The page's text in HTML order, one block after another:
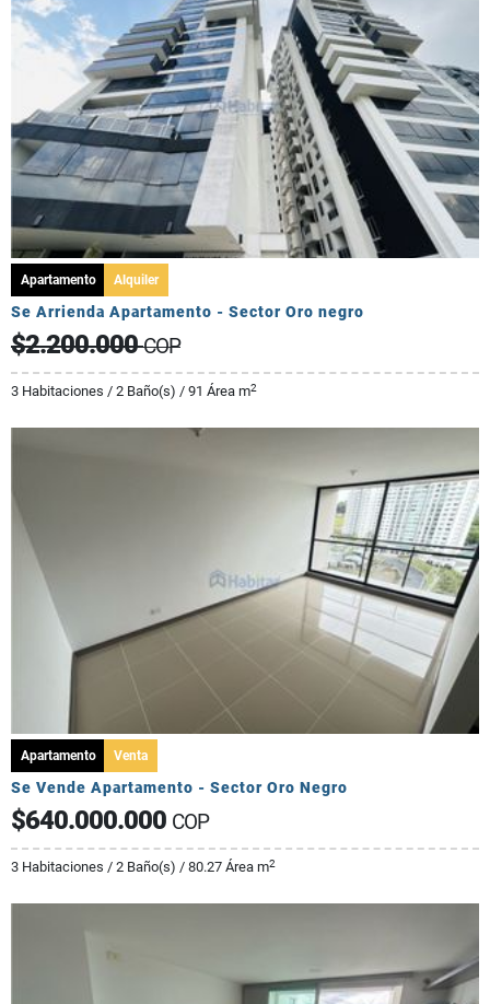
Apartamento Alquiler
Se Arrienda Apartamento - Sector Oro negro
$2.200.000COP
3 Habitaciones / 2 Baño(s) / 91 Área m2
Apartamento Venta
Se Vende Apartamento - Sector Oro Negro
$640.000.000 COP
3 Habitaciones / 2 Baño(s) / 80.27 Área m2